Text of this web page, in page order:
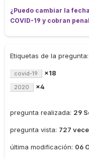
¿Puedo cambiar la
COVID-19 y cobran
Etiquetas de la pregunta:
covid-19 ×18
2020 ×4
pregunta realizada: 29
pregunta vista: 727
última modificación: 06